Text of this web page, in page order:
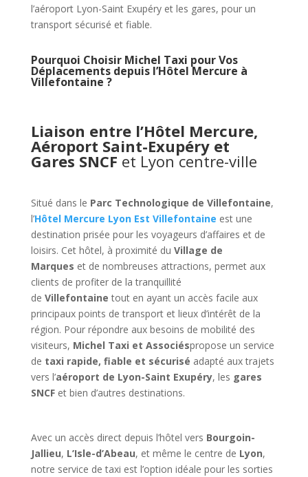
l’aéroport Lyon-Saint Exupéry et les gares, pour un
transport sécurisé et fiable.
Pourquoi Choisir Michel Taxi pour Vos
Déplacements depuis l’Hôtel Mercure à
Villefontaine ?
Liaison entre l’Hôtel Mercure,
Aéroport Saint-Exupéry et
Gares SNCF et Lyon centre-ville
Situé dans le Parc Technologique de Villefontaine,
l’Hôtel Mercure Lyon Est Villefontaine est une
destination prisée pour les voyageurs d’affaires et de
loisirs. Cet hôtel, à proximité du Village de
Marques et de nombreuses attractions, permet aux
clients de profiter de la tranquillité
de Villefontaine tout en ayant un accès facile aux
principaux points de transport et lieux d’intérêt de la
région. Pour répondre aux besoins de mobilité des
visiteurs, Michel Taxi et Associéspropose un service
de taxi rapide, fiable et sécurisé adapté aux trajets
vers l’aéroport de Lyon-Saint Exupéry, les gares
SNCFet bien d’autres destinations.
Avec un accès direct depuis l’hôtel vers Bourgoin-
Jallieu, L’Isle-d’Abeau, et même le centre de Lyon,
notre service de taxi est l’option idéale pour les sorties